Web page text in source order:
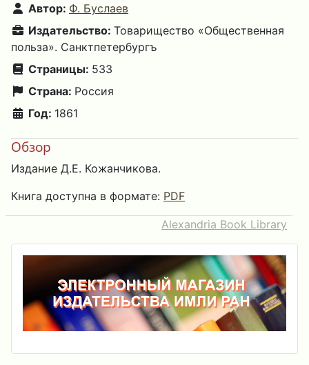
Автор: Ф. Буслаев
Издательство: Товарищество «Общественная
польза». Санктпетербургъ
Страницы: 533
Страна: Россия
Год: 1861
Обзор
Издание Д.Е. Кожанчикова.
Книга доступна в формате: PDF
Alexandria Book Library